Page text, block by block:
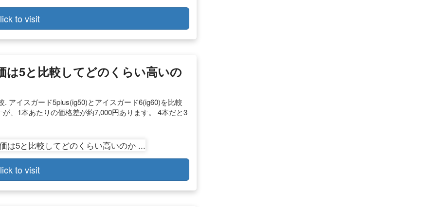
to visit
5と比較してどのくらい高いの
アイスガード5plus(ig50)とアイスガード6(ig60)を比較
、1本あたりの価格差が約7,000円あります。 4本だと3
to visit